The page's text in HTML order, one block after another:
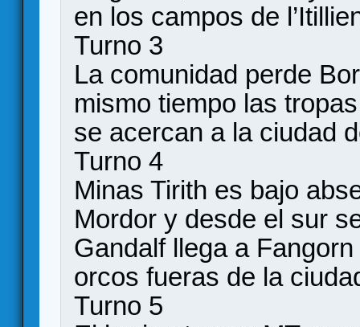
en los campos de
Turno 3
La comunidad perde
mismo tiempo las
se acercan a la ciudad
Turno 4
Minas Tirith es bajo
Mordor y desde el sur
Gandalf llega a
orcos fueras de la
Turno 5